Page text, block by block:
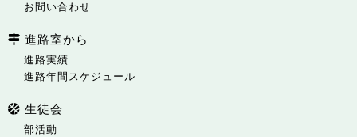
お問い合わせ
進路室から
進路実績
進路年間スケジュール
生徒会
部活動